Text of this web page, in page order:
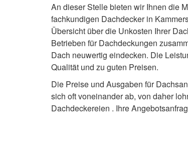
An dieser Stelle bieten wir Ihnen die
fachkundigen Dachdecker in
Übersicht über die Unkosten Ihrer
Betrieben für Dachdeckungen
Dach neuwertig eindecken. Die
Qualität und zu guten Preisen.
Die Preise und Ausgaben für
sich oft voneinander ab, von daher
Dachdeckereien . Ihre